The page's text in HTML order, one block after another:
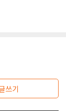
쓰기